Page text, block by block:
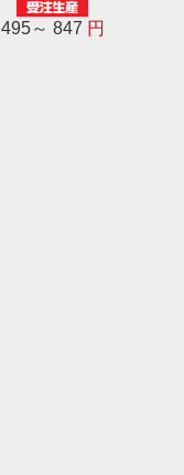
495～ 847 円